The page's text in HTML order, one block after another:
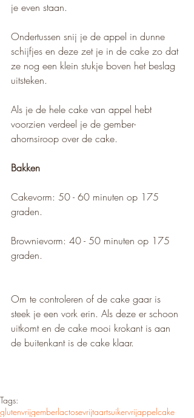
je even staan.
Ondertussen snij je de appel in dunne
schijfjes en deze zet je in de cake zo dat
ze nog een klein stukje boven het beslag
uitsteken.
Als je de hele cake van appel hebt
voorzien verdeel je de gember-
ahornsiroop over de cake.
Bakken
Cakevorm: 50 - 60 minuten op 175
graden.
Brownievorm: 40 - 50 minuten op 175
graden.
Om te controleren of de cake gaar is
steek je een vork erin. Als deze er schoon
uitkomt en de cake mooi krokant is aan
de buitenkant is de cake klaar.
Tags:
glutenvrijgemberlactosevrijtaartsuikervrijappelcake